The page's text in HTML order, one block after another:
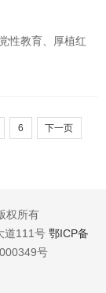
性教育、厚植红
6 下一页
权所有
道111号 鄂ICP备
号